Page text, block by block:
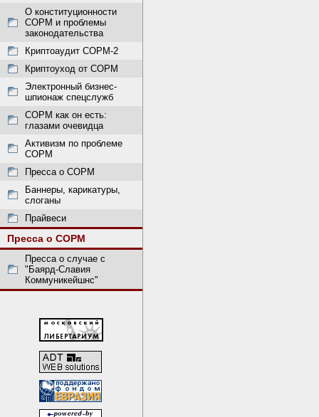
О конституционности
СОРМ и проблемы
законодательства
Криптоаудит СОРМ-2
Криптоуход от СОРМ
Электронный бизнес-
шпионаж спецслужб
СОРМ как он есть:
глазами очевидца
Активизм по проблеме
СОРМ
Пресса о СОРМ
Баннеры, карикатуры,
слоганы
Прайвеси
Пресса о СОРМ
Пресса о случае с
"Баярд-Славия
Коммуникейшнс"